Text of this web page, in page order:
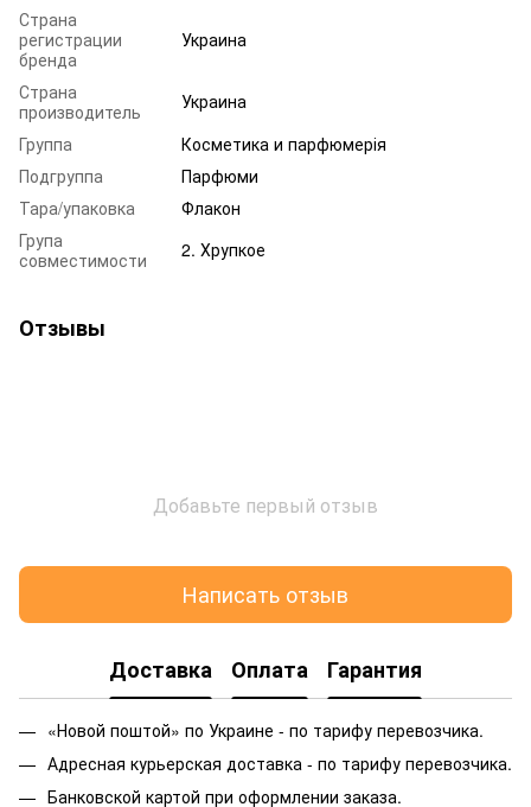
Страна
регистрации
бренда
Украина
Страна
производитель
Украина
Группа
Косметика и парфюмерія
Подгруппа
Парфюми
Тара/упаковка
Флакон
Група
совместимости
2. Хрупкое
Отзывы
Добавьте первый отзыв
Написать отзыв
Доставка Оплата Гарантия
«Новой поштой» по Украине - по тарифу перевозчика.
Адресная курьерская доставка - по тарифу перевозчика.
Банковской картой при оформлении заказа.